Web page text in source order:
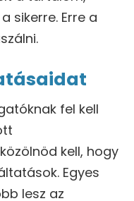
sikerre. Erre a
fel kell
kell, hogy
Egyes
lesz az